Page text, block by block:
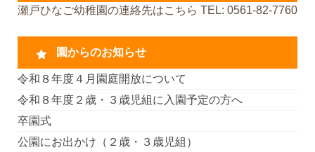
瀬戸ひなご幼稚園の連絡先はこちら TEL: 0561-82-7760
園からのお知らせ
令和８年度４月園庭開放について
令和８年度２歳・３歳児組に入園予定の方へ
卒園式
公園にお出かけ（２歳・３歳児組）